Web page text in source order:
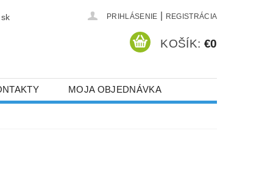
PRIHLÁSENIE REGISTRÁCIA
KOŠÍK: €0
MOJA OBJEDNÁVKA